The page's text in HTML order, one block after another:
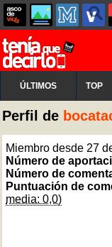
ÚLTIMOS TOP
Perfil de
Miembro desde 27
Número de
Número de
Puntuación de
media: 0,0)